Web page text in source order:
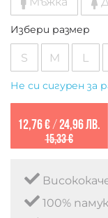
Избери размер
S M L
Не си сигурен за
12,76 €/ 24,96 лв.
15,33 €
100% памук